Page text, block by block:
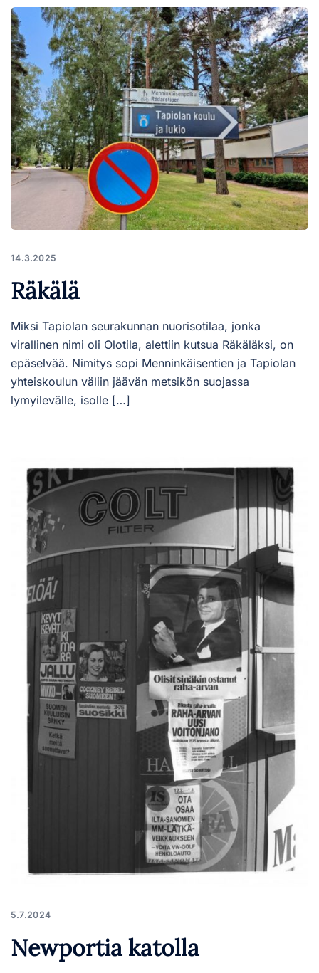
14.3.2025
Räkälä
Miksi Tapiolan seurakunnan nuorisotilaa, jonka
virallinen nimi oli Olotila, alettiin kutsua Räkäläksi, on
epäselvää. Nimitys sopi Menninkäisentien ja Tapiolan
yhteiskoulun väliin jäävän metsikön suojassa
lymyilevälle, isolle […]
5.7.2024
Newportia katolla